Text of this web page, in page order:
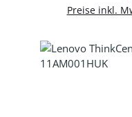
Preise inkl.